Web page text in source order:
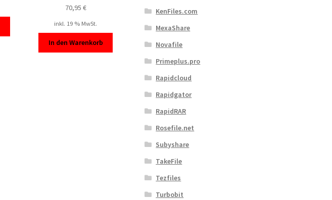
70,95 €
inkl. 19 % MwSt.
In den Warenkorb
KenFiles.com
MexaShare
Novafile
Primeplus.pro
Rapidcloud
Rapidgator
RapidRAR
Rosefile.net
Subyshare
TakeFile
Tezfiles
Turbobit